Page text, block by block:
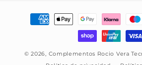
Formas
© 2026, Complementos Rocio Vera